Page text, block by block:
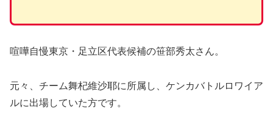
喧嘩自慢東京・足立区代表候補の笹部秀太さん。
元々、チーム舞杞維沙耶に所属し、ケンカバトルロワイア
ルに出場していた方です。